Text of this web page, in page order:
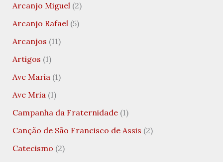
Arcanjo Miguel(2)
Arcanjo Rafael(5)
Arcanjos (11)
Artigos (1)
Ave Maria(1)
Ave Mria(1)
Campanha da Fraternidade(1)
Canção de São Francisco de Assis (2)
Catecismo (2)